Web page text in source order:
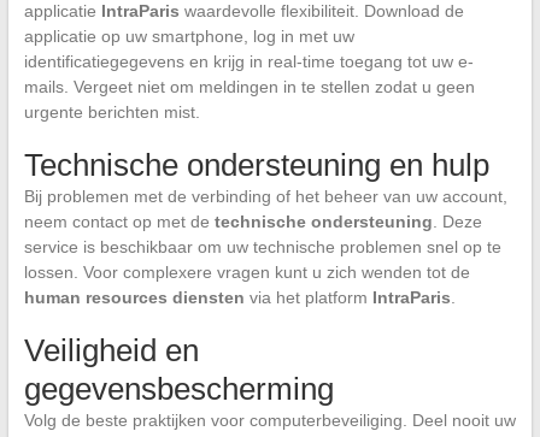
applicatie IntraParis waardevolle flexibiliteit. Download de
applicatie op uw smartphone, log in met uw
identificatiegegevens en krijg in real-time toegang tot uw e-
mails. Vergeet niet om meldingen in te stellen zodat u geen
urgente berichten mist.
Technische ondersteuning en hulp
Bij problemen met de verbinding of het beheer van uw account,
neem contact op met de technische ondersteuning. Deze
service is beschikbaar om uw technische problemen snel op te
lossen. Voor complexere vragen kunt u zich wenden tot de
human resources diensten via het platform IntraParis.
Veiligheid en
gegevensbescherming
Volg de beste praktijken voor computerbeveiliging. Deel nooit uw